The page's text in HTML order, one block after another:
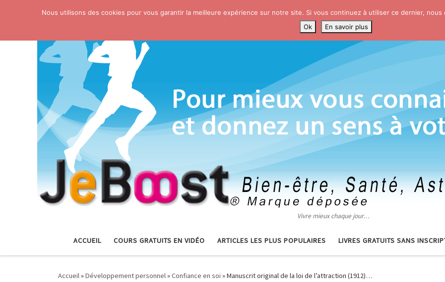
Skip to content
Vivre mieux chaque jour…
ACCUEIL COURS GRATUITS EN VIDÉO ARTICLES LES PLUS POPULAIRES LIVRES GRATUITS SANS
Accueil»Développement personnel»Confiance en soi »Manuscrit original de la loi de l’attraction (1912)…
Nous utilisons des cookies pour vous garantir la meilleure expérience sur notre site. Si vous continuez à utiliser ce dernier,
Ok
En savoir plus